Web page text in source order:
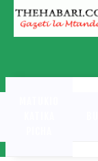
Skip
content